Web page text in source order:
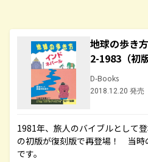
地球の歩き
2-1983（初
D-Books
2018.12.20 発売
1981年、旅人のバイブルとして
の初版が復刻版で再登場！ 当時
です。